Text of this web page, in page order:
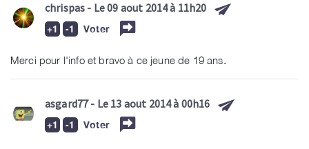
chrispas - Le 09 aout 2014 à 11h20
Voter
Merci pour l'info et bravo à ce jeune de 19 ans.
asgard77- Le 13 aout 2014 à 00h16
Voter